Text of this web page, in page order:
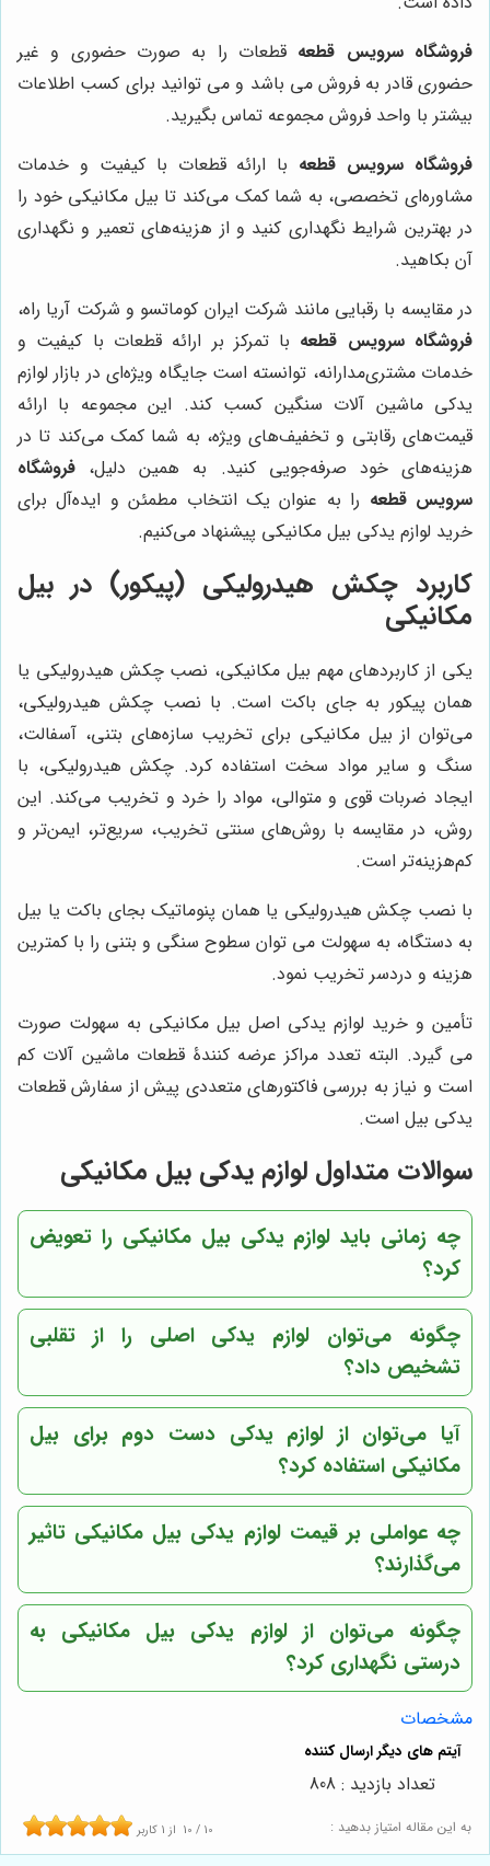
فروشگاه سرویس قطعه قطعات را به صورت حضوری و غیر
حضوری قادر به فروش می باشد و می توانید برای کسب اطلاعات
بیشتر با واحد فروش مجموعه تماس بگیرید.
فروشگاه سرویس قطعه با ارائه قطعات با کیفیت و خدمات
مشاوره‌ای تخصصی، به شما کمک می‌کند تا بیل مکانیکی خود را
در بهترین شرایط نگهداری کنید و از هزینه‌های تعمیر و نگهداری
آن بکاهید.
در مقایسه با رقبایی مانند شرکت ایران کوماتسو و شرکت آریا راه،
فروشگاه سرویس قطعه با تمرکز بر ارائه قطعات با کیفیت و
خدمات مشتری‌مدارانه، توانسته است جایگاه ویژه‌ای در بازار لوازم
یدکی ماشین آلات سنگین کسب کند. این مجموعه با ارائه
قیمت‌های رقابتی و تخفیف‌های ویژه، به شما کمک می‌کند تا در
هزینه‌های خود صرفه‌جویی کنید. به همین دلیل، فروشگاه
سرویس قطعه را به عنوان یک انتخاب مطمئن و ایده‌آل برای
خرید لوازم یدکی بیل مکانیکی پیشنهاد می‌کنیم.
کاربرد چکش هیدرولیکی (پیکور) در بیل
مکانیکی
یکی از کاربردهای مهم بیل مکانیکی، نصب چکش هیدرولیکی یا
همان پیکور به جای باکت است. با نصب چکش هیدرولیکی،
می‌توان از بیل مکانیکی برای تخریب سازه‌های بتنی، آسفالت،
سنگ و سایر مواد سخت استفاده کرد. چکش هیدرولیکی، با
ایجاد ضربات قوی و متوالی، مواد را خرد و تخریب می‌کند. این
روش، در مقایسه با روش‌های سنتی تخریب، سریع‌تر، ایمن‌تر و
کم‌هزینه‌تر است.
با نصب چکش هیدرولیکی یا همان پنوماتیک بجای باکت یا بیل
به دستگاه، به سهولت می توان سطوح سنگی و بتنی را با کمترین
هزینه و دردسر تخریب نمود.
تأمین و خرید لوازم یدکی اصل بیل مکانیکی به سهولت صورت
می گیرد. البته تعدد مراکز عرضه کنندۀ قطعات ماشین آلات کم
است و نیاز به بررسی فاکتورهای متعددی پیش از سفارش قطعات
یدکی بیل است.
سوالات متداول لوازم یدکی بیل مکانیکی
چه زمانی باید لوازم یدکی بیل مکانیکی را تعویض
کرد؟
چگونه می‌توان لوازم یدکی اصلی را از تقلبی
تشخیص داد؟
آیا می‌توان از لوازم یدکی دست دوم برای بیل
مکانیکی استفاده کرد؟
چه عواملی بر قیمت لوازم یدکی بیل مکانیکی تاثیر
می‌گذارند؟
چگونه می‌توان از لوازم یدکی بیل مکانیکی به
درستی نگهداری کرد؟
مشخصات
به این مقاله امتیاز بدهید : 10 / 10 از 1 کاربر
تعداد بازدید : 808